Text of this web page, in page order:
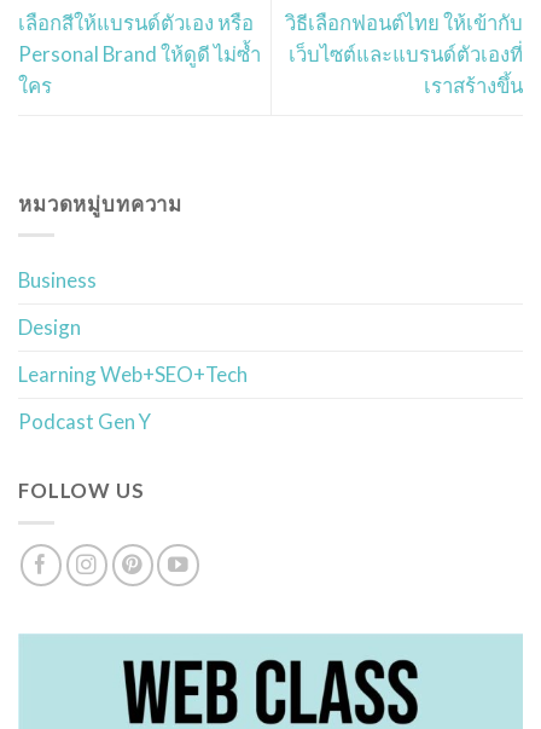
เลือกสีให้แบรนด์ตัวเอง หรือ
Personal Brand ให้ดูดี ไม่ซ้ำ
ใคร
วิธีเลือกฟอนต์ไทย ให้เข้ากับ
เว็บไซต์และแบรนด์ตัวเองที่
เราสร้างขึ้น
หมวดหมู่บทความ
Business
Design
Learning Web+SEO+Tech
Podcast Gen Y
FOLLOW US